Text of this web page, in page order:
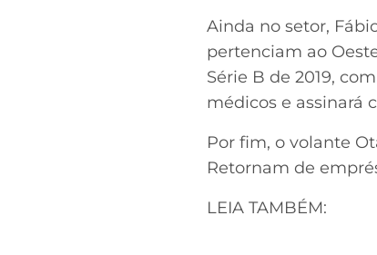
Ainda no setor,
pertenciam ao
Série B de 2019,
médicos e assinará
Por fim, o volante
Retornam de
LEIA TAMBÉM: